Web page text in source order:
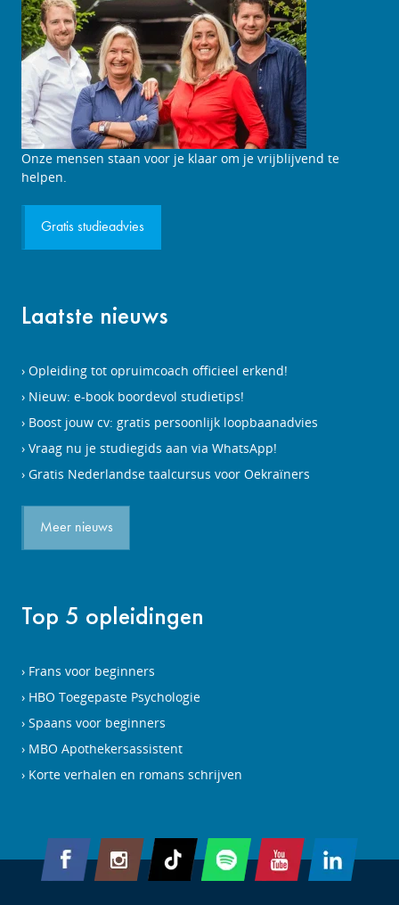
Onze mensen staan voor je klaar om je vrijblijvend te
helpen.
Gratis studieadvies
Laatste nieuws
Opleiding tot opruimcoach officieel erkend!
Nieuw: e-book boordevol studietips!
Boost jouw cv: gratis persoonlijk loopbaanadvies
Vraag nu je studiegids aan via WhatsApp!
Gratis Nederlandse taalcursus voor Oekraïners
Meer nieuws
Top 5 opleidingen
Frans voor beginners
HBO Toegepaste Psychologie
Spaans voor beginners
MBO Apothekersassistent
Korte verhalen en romans schrijven